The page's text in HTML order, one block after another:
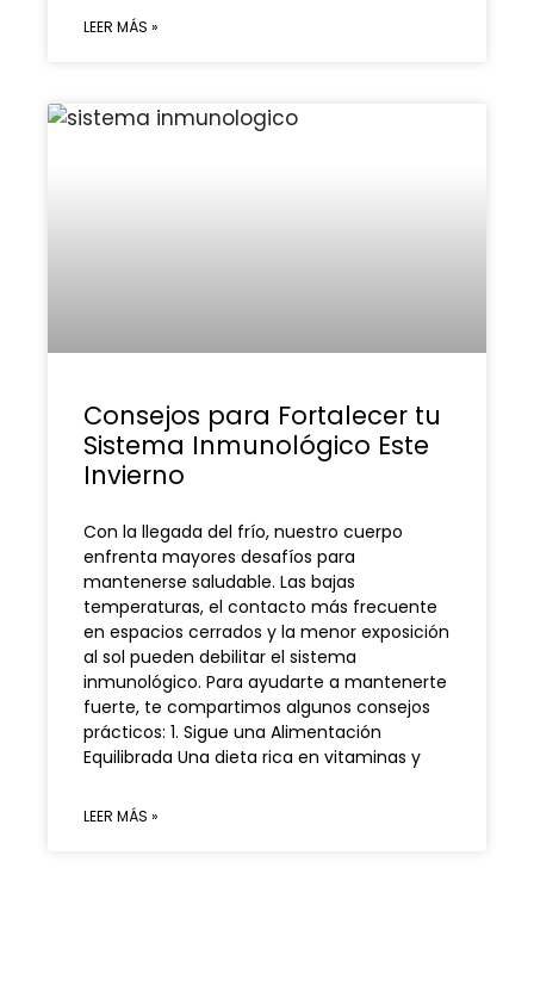
LEER MÁS »
Consejos para Fortalecer tu
Sistema Inmunológico Este
Invierno
Con la llegada del frío, nuestro cuerpo
enfrenta mayores desafíos para
mantenerse saludable. Las bajas
temperaturas, el contacto más frecuente
en espacios cerrados y la menor exposición
al sol pueden debilitar el sistema
inmunológico. Para ayudarte a mantenerte
fuerte, te compartimos algunos consejos
prácticos: 1. Sigue una Alimentación
Equilibrada Una dieta rica en vitaminas y
LEER MÁS »